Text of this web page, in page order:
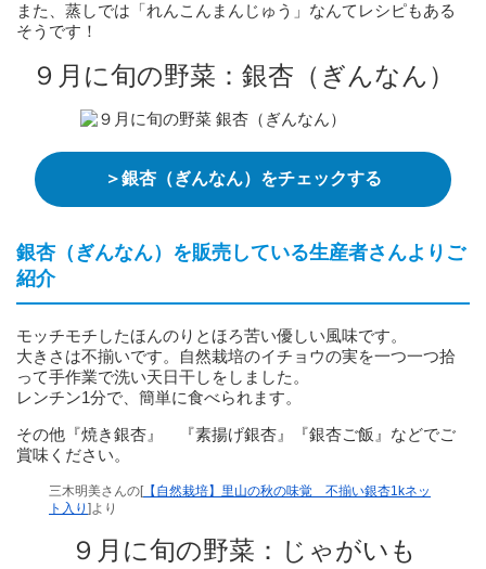
また、蒸しでは「れんこんまんじゅう」なんてレシピもある
そうです！
９月に旬の野菜：銀杏（ぎんなん）
＞銀杏（ぎんなん）をチェックする
銀杏（ぎんなん）を販売している生産者さんよりご
紹介
モッチモチしたほんのりとほろ苦い優しい風味です。
大きさは不揃いです。自然栽培のイチョウの実を一つ一つ拾
って手作業で洗い天日干しをしました。
レンチン1分で、簡単に食べられます。
その他『焼き銀杏』 『素揚げ銀杏』『銀杏ご飯』などでご
賞味ください。
三木明美さんの[【自然栽培】里山の秋の味覚 不揃い銀杏1kネッ
ト入り ]より
９月に旬の野菜：じゃがいも